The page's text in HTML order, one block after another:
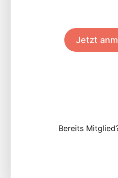
Jetzt
Bereits